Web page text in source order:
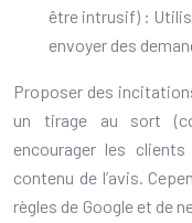
être intrusif) :
envoyer des
Proposer des
un tirage au sort
encourager les
contenu de l’avis.
règles de Google et de